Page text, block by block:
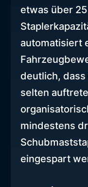
etwas über
automatisiert
deutlich,
selten
mindestens
eingespart